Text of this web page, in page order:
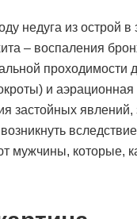
недуга из острой в
– воспаления
проходимости
и аэрационная
застойных
мужчины, которые,